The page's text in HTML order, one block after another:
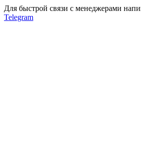
Для быстрой связи с менеджерами
Telegram